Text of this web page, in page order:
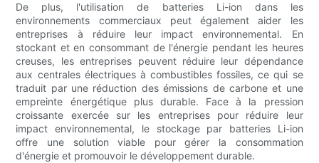
De plus, l'utilisation de batteries Li-ion dans les
environnements commerciaux peut également aider les
entreprises à réduire leur impact environnemental. En
stockant et en consommant de l'énergie pendant les heures
creuses, les entreprises peuvent réduire leur dépendance
aux centrales électriques à combustibles fossiles, ce qui se
traduit par une réduction des émissions de carbone et une
empreinte énergétique plus durable. Face à la pression
croissante exercée sur les entreprises pour réduire leur
impact environnemental, le stockage par batteries Li-ion
offre une solution viable pour gérer la consommation
d'énergie et promouvoir le développement durable.